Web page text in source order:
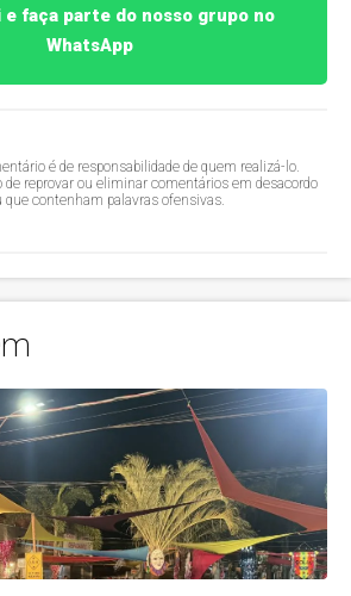
e faça parte do nosso grupo no
WhatsApp
é de responsabilidade de quem realizá-lo.
de reprovar ou eliminar comentários em desacordo
que contenham palavras ofensivas.